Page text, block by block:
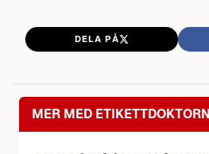
DELA PÅ
MER MED ETIKETTDOKTORN